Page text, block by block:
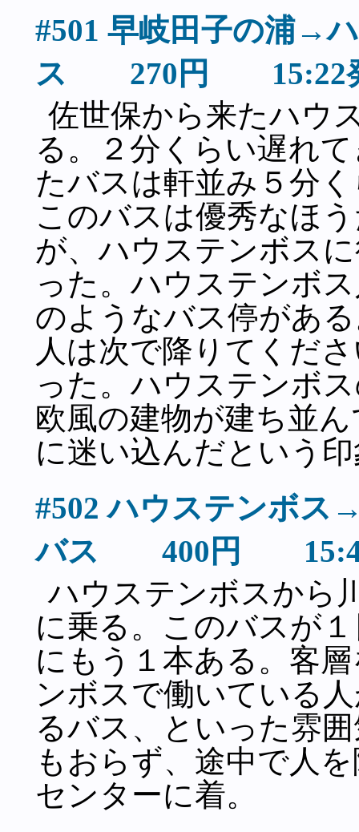
#501 早岐田子の浦
ス 270円 15:22
佐世保から来たハウ
る。２分くらい遅れ
たバスは軒並み５分
このバスは優秀なほ
が、ハウステンボス
った。ハウステンボ
のようなバス停があ
人は次で降りてくだ
った。ハウステンボ
欧風の建物が建ち並
に迷い込んだという
#502 ハウステンボ
バス 400円
ハウステンボスから
に乗る。このバスが
にもう１本ある。客
ンボスで働いている
るバス、といった雰
もおらず、途中で人
センターに着。